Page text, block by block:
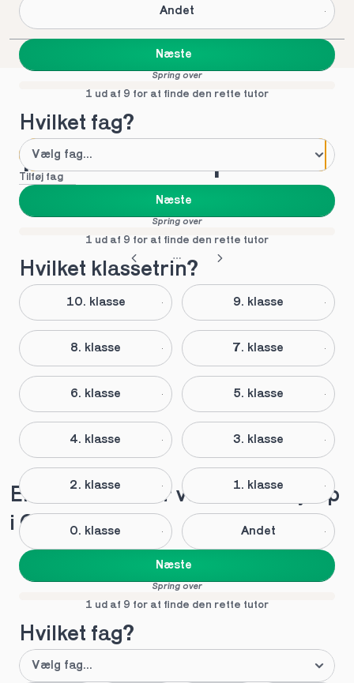
Andet
Næste
Spring over
1 ud af 9 for at finde den rette tutor
Hvilket fag?
Tilføj fag
Næste
Spring over
1 ud af 9 for at finde den rette tutor
Hvilket klassetrin?
10. klasse 9. klasse
8. klasse 7. klasse
6. klasse 5. klasse
4. klasse 3. klasse
2. klasse 1. klasse
0. klasse Andet
Næste
Spring over
1 ud af 9 for at finde den rette tutor
Hvilket fag?
Mød vores top tutors
i Øster
Elever anbefaler vores lektiehjælp
i Øster